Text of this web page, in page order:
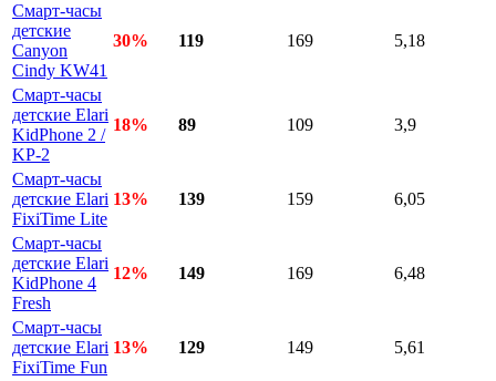
Смарт-часы
детские
Canyon
Cindy KW41
30% 119 169 5,18
Смарт-часы
детские Elari
KidPhone 2 /
KP-2
18% 89 109 3,9
Смарт-часы
детские Elari
FixiTime Lite
13% 139 159 6,05
Смарт-часы
детские Elari
KidPhone 4
Fresh
12% 149 169 6,48
Смарт-часы
детские Elari
FixiTime Fun
13% 129 149 5,61